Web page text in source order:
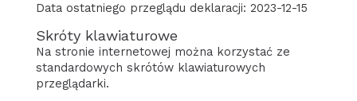
Data ostatniego przeglądu deklaracji: 2023-12-15
Skróty klawiaturowe
Na stronie internetowej można korzystać ze
standardowych skrótów klawiaturowych
przeglądarki.